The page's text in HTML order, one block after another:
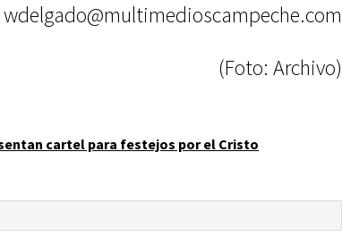
wdelgado@multimedioscampeche.com
(Foto: Archivo)
cartel para festejos por el Cristo